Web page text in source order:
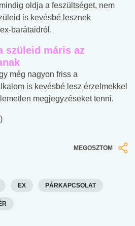
oldja a feszültséget, nem
is kevésbé lesznek
barátaidról.
szüleid máris az
még nagyon friss a
is kevésbé lesz érzelmekkel
megjegyzéseket tenni.
MEGOSZTOM
EX PÁRKAPCSOLAT